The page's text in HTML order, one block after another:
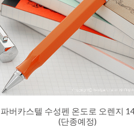
파버카스텔 수성펜 온도로 오렌지
(단종예정)